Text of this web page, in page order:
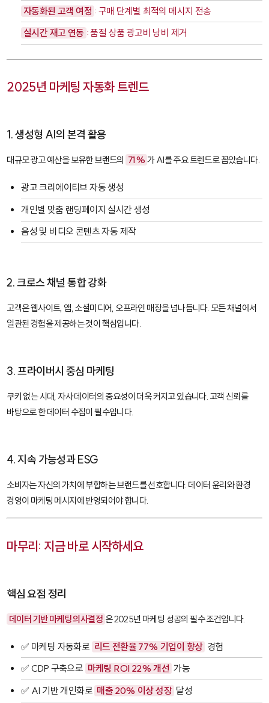
자동화된 고객 여정 : 구매 단계별 최적의 메시지 전송
실시간 재고 연동 : 품절 상품 광고비 낭비 제거
2025년 마케팅 자동화 트렌드
1. 생성형 AI의 본격 활용
대규모 광고 예산을 보유한 브랜드의 71% 가 AI를 주요 트렌드로 꼽았습니다.
광고 크리에이티브 자동 생성
개인별 맞춤 랜딩페이지 실시간 생성
음성 및 비디오 콘텐츠 자동 제작
2. 크로스 채널 통합 강화
고객은 웹사이트, 앱, 소셜미디어, 오프라인 매장을 넘나듭니다. 모든 채널에서
일관된 경험을 제공하는 것이 핵심입니다.
3. 프라이버시 중심 마케팅
쿠키 없는 시대, 자사 데이터의 중요성이 더욱 커지고 있습니다. 고객 신뢰를
바탕으로 한 데이터 수집이 필수입니다.
4. 지속 가능성과 ESG
소비자는 자신의 가치에 부합하는 브랜드를 선호합니다. 데이터 윤리와 환경
경영이 마케팅 메시지에 반영되어야 합니다.
마무리: 지금 바로 시작하세요
핵심 요점 정리
데이터 기반 마케팅 의사결정 은 2025년 마케팅 성공의 필수 조건입니다.
✅ 마케팅 자동화로 리드 전환율 77% 기업이 향상 경험
✅ CDP 구축으로 마케팅 ROI 22% 개선 가능
✅ AI 기반 개인화로 매출 20% 이상 성장 달성